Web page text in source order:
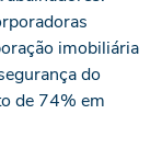
imobiliária
do
de 74% em